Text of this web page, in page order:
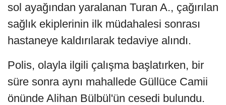
sol ayağından yaralanan Turan A., çağırılan
sağlık ekiplerinin ilk müdahalesi sonrası
hastaneye kaldırılarak tedaviye alındı.
Polis, olayla ilgili çalışma başlatırken, bir
süre sonra aynı mahallede Güllüce Camii
önünde Alihan Bülbül'ün cesedi bulundu.